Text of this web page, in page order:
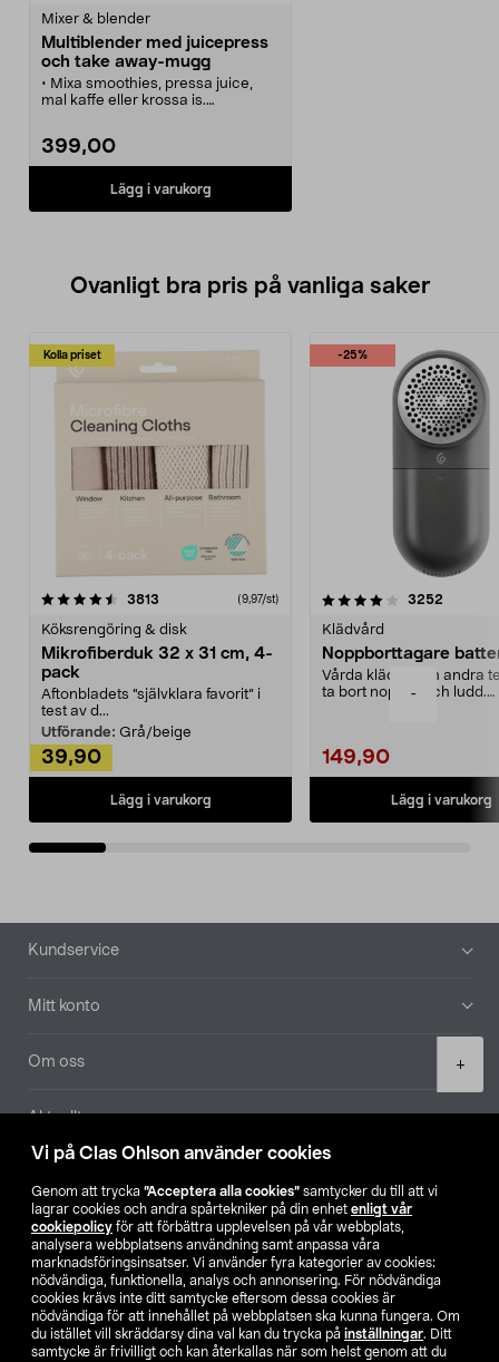
Vi på Clas Ohlson använder cookies
Genom att trycka ”Acceptera alla cookies” samtycker du till att vi
lagrar cookies och andra spårtekniker på din enhet enligt vår
cookiepolicy för att förbättra upplevelsen på vår webbplats,
analysera webbplatsens användning samt anpassa våra
marknadsföringsinsatser. Vi använder fyra kategorier av cookies:
nödvändiga, funktionella, analys och annonsering. För nödvändiga
cookies krävs inte ditt samtycke eftersom dessa cookies är
nödvändiga för att innehållet på webbplatsen ska kunna fungera. Om
du istället vill skräddarsy dina val kan du trycka på inställningar. Ditt
samtycke är frivilligt och kan återkallas när som helst genom att du
-
+
Mixer & blender
Multiblender med juicepress
och take away-mugg
• Mixa smoothies, pressa juice,
mal kaffe eller krossa is.
med lock.
• Lättanvänd mixer för nyttiga
mellanmål på språng.
• Tålig blender i plast – behållare
399,00
Lägg i varukorg
Ovanligt bra pris på vanliga saker
Kolla priset
3813 (9,97/st)
Köksrengöring & disk
Mikrofiberduk 32 x 31 cm, 4-
pack
Aftonbladets "självklara favorit” i
test av d...
Utförande: Grå/beige
39,90
Lägg i varukorg
-25%
4.0av 5 stjärnor 3252
Klädvård
Noppborttagare
Vårda kläder och andra
ta bort noppor och ludd.
149,90
Lägg i varukorg
4.5av 5 stjärnor
Sidfot
Kundservice
Mitt konto
Om oss
Aktuellt
Hitta butik
SE NO FI